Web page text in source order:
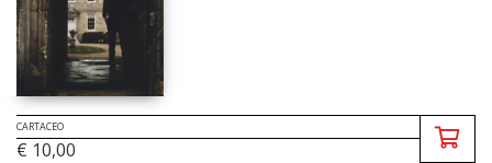
CARTACEO
€ 10,00